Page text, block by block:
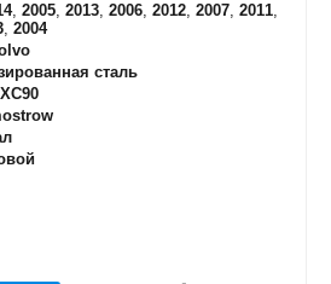
, 2005, 2013, 2006, 2012, 2007, 2011,
, 2004
сталь
XC90